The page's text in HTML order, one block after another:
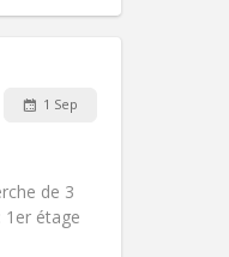
1 Sep
de 3
étage